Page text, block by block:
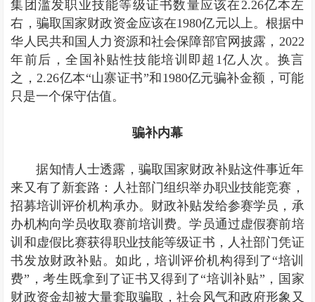
集团滥发职业技能等级证书数量应该在2.26亿本左
右，骗取国家财政资金应该在1980亿元以上。根据中
华人民共和国人力资源和社会保障部官网披露，2022
年前后，全国补贴性技能培训即超1亿人次。换言
之，2.26亿本“山寨证书”和1980亿元骗补金额，可能
只是一个保守估值。
骗补内幕
据知情人士透露，骗取国家财政补贴这件事近年
来又有了新套路：人社部门组织举办职业技能竞赛，
招募培训评价机构承办。财政补贴发给参赛学员，承
办机构向学员收取赛前培训费。学员通过虚假赛前培
训和虚假比赛获得职业技能等级证书，人社部门凭证
书发放财政补贴。如此，培训评价机构得到了“培训
费”，考生既拿到了证书又得到了“培训补贴”，国家
财政资金却被大量套取骗取，社会风气和政府形象又